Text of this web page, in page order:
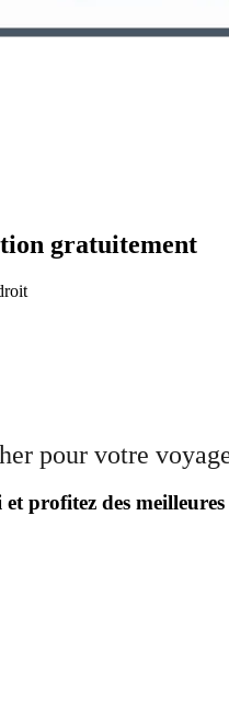
gratuitement
pour votre
profitez des meilleures